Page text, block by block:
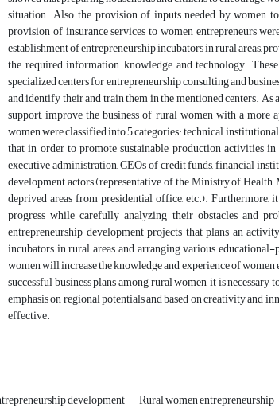
situation. Also, the provision of inputs needed by women
provision of insurance services to women entrepreneurs
establishment of entrepreneurship incubators in rural areas,
the required information, knowledge and technology.
specialized centers for entrepreneurship consulting and
and identify their and train them in the mentioned centers.
support, improve the business of rural women with a
women were classified into 5 categories: technical,
that in order to promote sustainable production activities
executive administration, CEOs of credit funds, financial
development actors (representative of the Ministry of
deprived areas from presidential office, etc.). Furthermore,
progress while carefully analyzing their obstacles and
entrepreneurship development projects that plans an
incubators in rural areas and arranging various
women will increase the knowledge and experience of
successful business plans among rural women, it is
emphasis on regional potentials and based on creativity and
effective.
development Rural women entrepreneurship